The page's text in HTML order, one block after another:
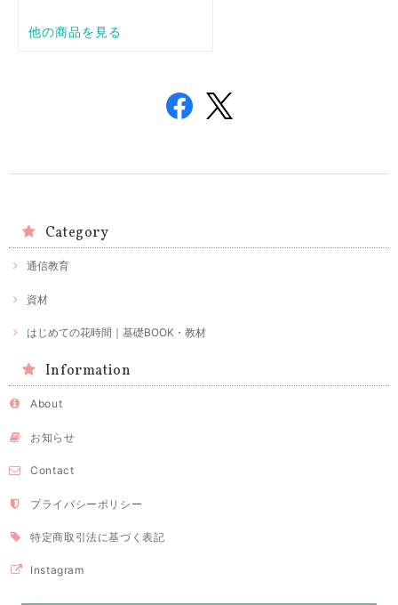
Category
通信教育
資材
はじめての花時間｜基礎BOOK・教材
Information
About
お知らせ
Contact
プライバシーポリシー
特定商取引法に基づく表記
Instagram